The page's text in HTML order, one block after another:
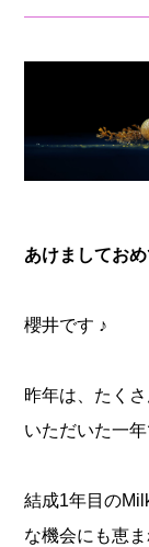
あけましてお
櫻井です ♪
昨年は、たく
いただいた一年
結成1年目の
な機会にも恵ま